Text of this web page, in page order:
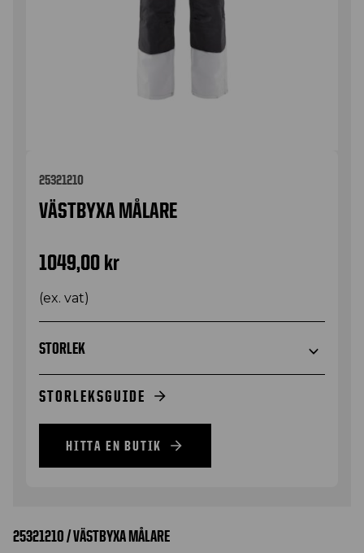
25321210
VÄSTBYXA MÅLARE
1049,00 kr
(ex. vat)
STORLEK
STORLEKSGUIDE
HITTA EN BUTIK
25321210 / VÄSTBYXA MÅLARE